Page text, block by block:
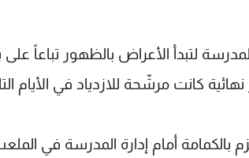
لتبدأ الأعراض بالظهور تباعاً
كانت مرشّحة للازدياد في الأيام
بالكمامة أمام إدارة المدرسة في